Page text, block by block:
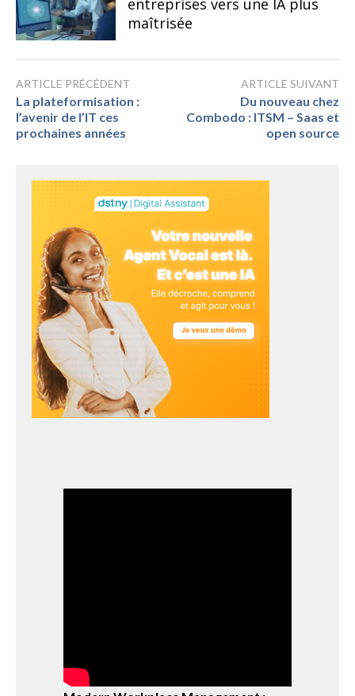
entreprises vers une IA plus
maîtrisée
ARTICLE PRÉCÉDENT
La plateformisation :
l’avenir de l’IT ces
prochaines années
ARTICLE SUIVANT
Du nouveau chez
Combodo : ITSM – Saas et
open source